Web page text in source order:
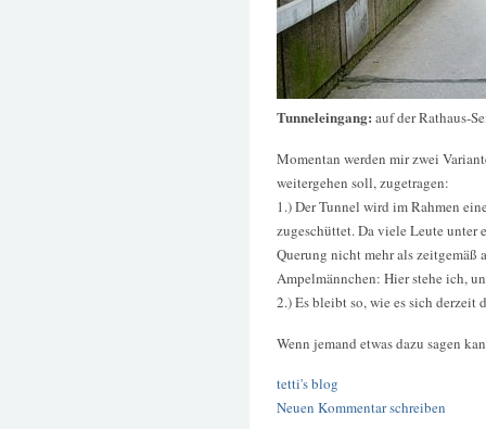
Tunneleingang: auf der Rathaus-
Momentan werden mir zwei
weitergehen soll, zugetragen:
1.) Der Tunnel wird im Rahmen
zugeschüttet. Da viele Leute unter
Querung nicht mehr als zeitgemäß
Ampelmännchen: Hier stehe ich,
2.) Es bleibt so, wie es sich derzeit
Wenn jemand etwas dazu sagen
tetti's blog
Neuen Kommentar schreiben